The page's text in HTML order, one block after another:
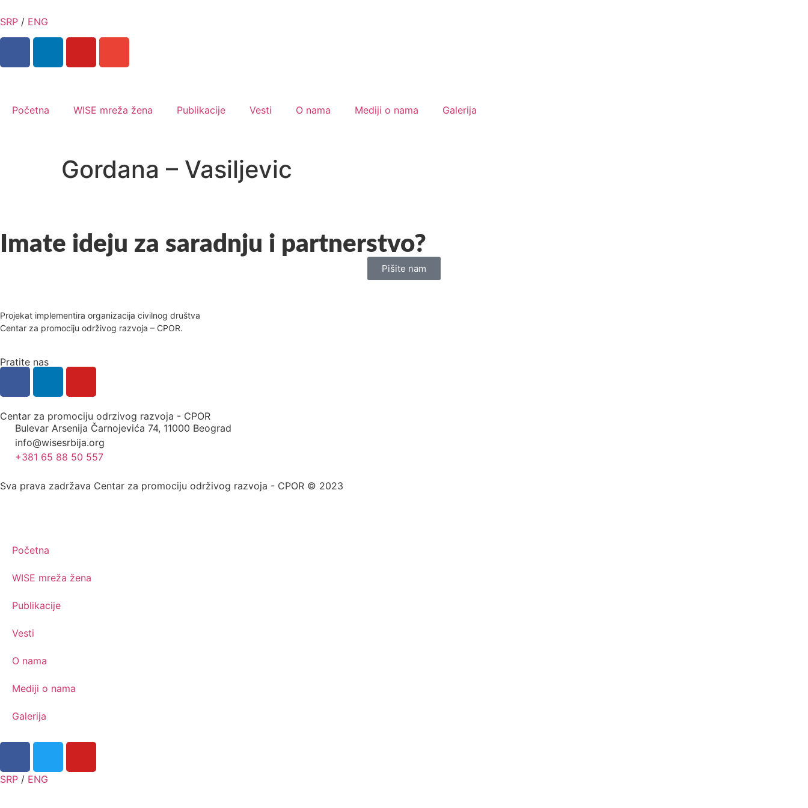
SRP / ENG
Početna WISE mreža žena Publikacije Vesti O nama Mediji o nama Galerija
Gordana – Vasiljevic
Imate ideju za saradnju i partnerstvo?
Pišite nam
Projekat implementira organizacija civilnog društva
Centar za promociju održivog razvoja – CPOR.
Pratite nas
Centar za promociju odrzivog razvoja - CPOR
Bulevar Arsenija Čarnojevića 74, 11000 Beograd
info@wisesrbija.org
+381 65 88 50 557
Sva prava zadržava Centar za promociju održivog razvoja - CPOR © 2023
Početna
WISE mreža žena
Publikacije
Vesti
O nama
Mediji o nama
Galerija
SRP / ENG